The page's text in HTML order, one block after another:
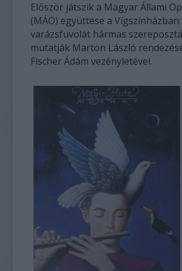
Először játszik a Magyar Állami
(MÁO) együttese a
varázsfuvolát hármas
mutatják Marton László
Fischer Ádám vezényletével.